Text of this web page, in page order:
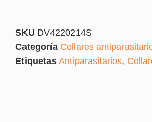
SKU DV4220214S
Categoría Collares
Etiquetas Antiparasitarios,